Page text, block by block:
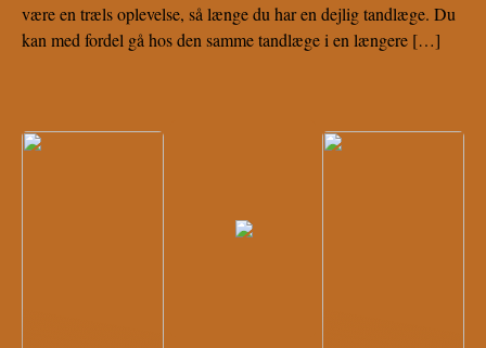
være en træls oplevelse, så længe du har en dejlig tandlæge. Du
kan med fordel gå hos den samme tandlæge i en længere […]